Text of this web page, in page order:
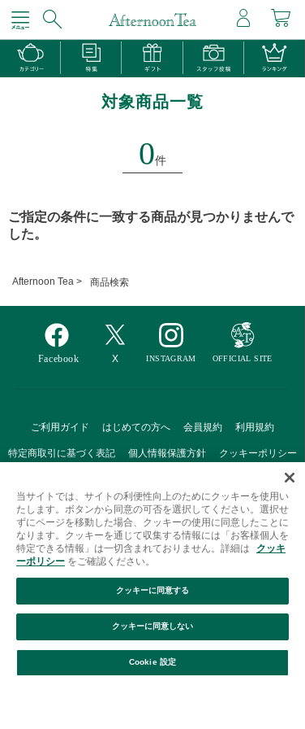
対象商品一覧
0件
絞り込み 並び替え
ご指定の条件に一致する商品が見つかりませんで
した。
Afternoon Tea > 商品検索
ご利用ガイド はじめての方へ 会員規約 利用規約
特定商取引に基づく表記 個人情報保護方針 クッキーポリシー
Afternoon Tea(アフタヌーンティー)公式オンラインストアで
は、
キッチン・ダイニングなどの生活雑貨、紅茶・焼き菓子など、
毎日新商品をご用意しています。
当サイトでは、サイトの利便性向上のためにクッキーを使用い
たします。ボタンから同意の可否を選択してください。選択せ
ずにページを移動した場合、クッキーの使用に同意したことに
なります。クッキーを通じて収集する情報には「お客様個人を
特定できる情報」は一切含まれておりません。詳細は
クッキ
ーポリシー をご確認ください。
Cookie 設定
クッキーに同意しない
クッキーに同意する